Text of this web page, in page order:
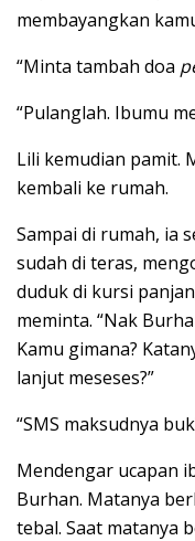
membayangkan
“Minta tambah doa
“Pulanglah. Ibumu
Lili kemudian pamit.
kembali ke rumah.
Sampai di rumah, ia
sudah di teras,
duduk di kursi
meminta. “Nak
Kamu gimana?
lanjut meseses?”
“SMS maksudnya
Mendengar ucapan
Burhan. Matanya
tebal. Saat matanya